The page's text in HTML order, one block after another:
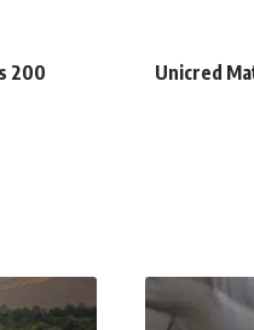
200
Unicred